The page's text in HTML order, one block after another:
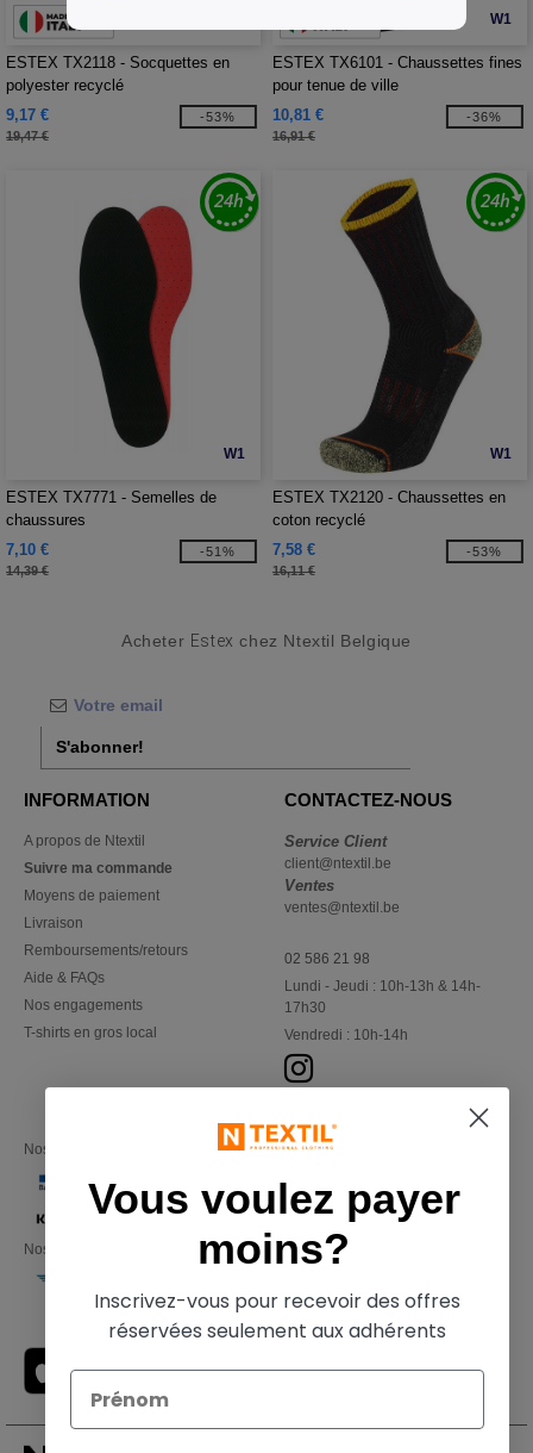
ESTEX TX2118 - Socquettes en
polyester recyclé
9,17 €
19,47 €
-53%
W1
ESTEX TX6101 - Chaussettes fines
pour tenue de ville
10,81 €
16,91 €
-36%
W1
ESTEX TX7771 - Semelles de
chaussures
7,10 €
14,39 €
-51%
W1
ESTEX TX2120 - Chaussettes en
coton recyclé
7,58 €
16,11 €
-53%
Acheter Estex chez Ntextil Belgique
S'abonner!
INFORMATION
A propos de Ntextil
Suivre ma commande
Moyens de paiement
Livraison
Remboursements/retours
Aide & FAQs
Nos engagements
T-shirts en gros local
CONTACTEZ-NOUS
Service Client
client@ntextil.be
Ventes
ventes@ntextil.be
02 586 21 98
Lundi - Jeudi : 10h-13h & 14h-
17h30
Vendredi : 10h-14h
Nos partenaires financiers
Nos transporteurs
Vous voulez payer
moins?
Inscrivez-vous pour recevoir des offres
réservées seulement aux adhérents